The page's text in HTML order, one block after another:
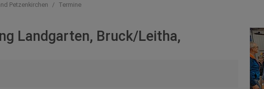
Petzenkirchen Termine
Landgarten, Bruck/Leitha,